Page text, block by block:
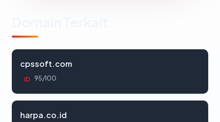
cpssoft.com
ID 95/100
harpa.co.id